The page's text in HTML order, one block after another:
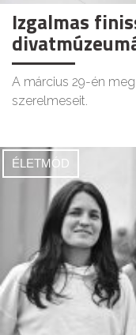
Izgalmas
A március 29-én
szerelmeseit.
ÉLETMÓD